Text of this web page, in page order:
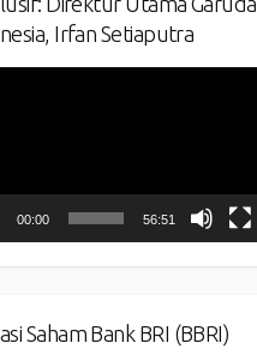
Irfan Setiaputra
00:00 56:51
Saham Bank BRI (BBRI)